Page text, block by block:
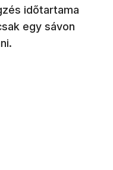
időtartama
egy sávon